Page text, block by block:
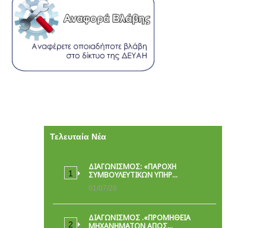
Τελευταία Νέα
ΔΙΑΓΩΝΙΣΜΟΣ: «ΠΑΡΟΧΉ
ΣΥΜΒΟΥΛΕΥΤΙΚΏΝ ΥΠΗΡ…
01/07/26
ΔΙΑΓΩΝΙΣΜΟΣ .«ΠΡΟΜΗΘΕΙΑ
ΜΗΧΑΝΗΜΑΤΩΝ ΑΠΟΣ…